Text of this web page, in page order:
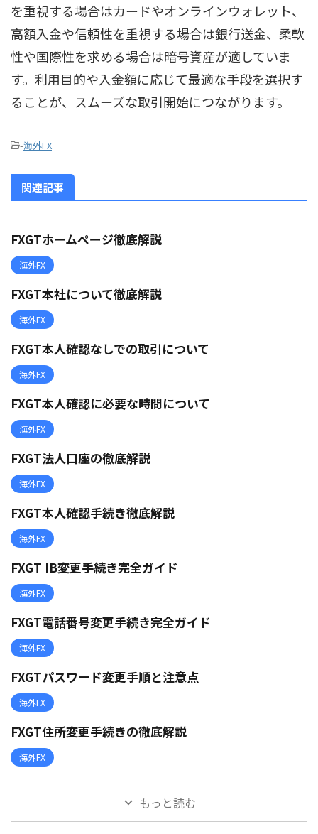
を重視する場合はカードやオンラインウォレット、
高額入金や信頼性を重視する場合は銀行送金、柔軟
性や国際性を求める場合は暗号資産が適していま
す。利用目的や入金額に応じて最適な手段を選択す
ることが、スムーズな取引開始につながります。
-海外FX
関連記事
FXGTホームページ徹底解説
海外FX
FXGT本社について徹底解説
海外FX
FXGT本人確認なしでの取引について
海外FX
FXGT本人確認に必要な時間について
海外FX
FXGT法人口座の徹底解説
海外FX
FXGT本人確認手続き徹底解説
海外FX
FXGT IB変更手続き完全ガイド
海外FX
FXGT電話番号変更手続き完全ガイド
海外FX
FXGTパスワード変更手順と注意点
海外FX
FXGT住所変更手続きの徹底解説
海外FX
もっと読む